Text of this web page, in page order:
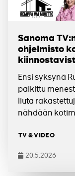
Sanoma
ohjelmisto
Ensi syksynä
palkittu
liuta
nähdään
Tagit
TV & VIDEO
Julkaistu
20.5.2026